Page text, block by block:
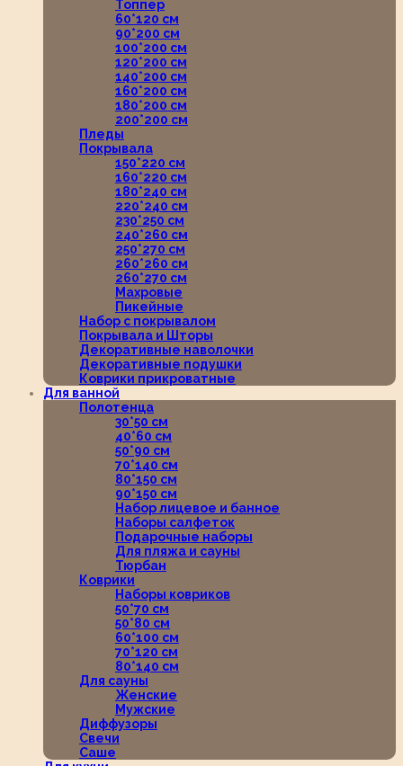
Топпер
60*120 см
90*200 см
100*200 см
120*200 см
140*200 см
160*200 см
180*200 см
200*200 см
Пледы
Покрывала
150*220 см
160*220 см
180*240 см
220*240 см
230*250 см
240*260 см
250*270 см
260*260 см
260*270 см
Махровые
Пикейные
Набор с покрывалом
Покрывала и Шторы
Декоративные наволочки
Декоративные подушки
Коврики прикроватные
Для ванной
Полотенца
30*50 см
40*60 см
50*90 см
70*140 см
80*150 см
90*150 см
Набор лицевое и банное
Наборы салфеток
Подарочные наборы
Для пляжа и сауны
Тюрбан
Коврики
Наборы ковриков
50*70 см
50*80 см
60*100 см
70*120 см
80*140 см
Для сауны
Женские
Мужские
Диффузоры
Свечи
Саше